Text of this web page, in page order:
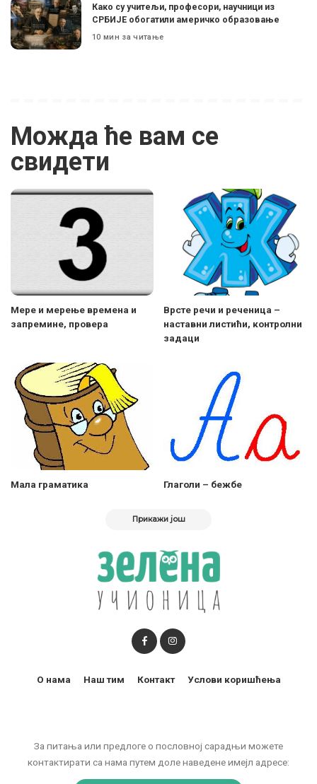
Како су учитељи, професори, научници из
СРБИЈЕ обогатили америчко образовање
10 мин за читање
Можда ће вам се
свидети
Мере и мерење времена и
запремине, провера
Врсте речи и реченица –
наставни листићи, контролни
задаци
Мала граматика Глаголи – бежбе
Прикажи још
За питања или предлоге о пословној сарадњи можете
контактирати са нама путем доле наведене имејл адресе:
О нама Наш тим Контакт Услови коришћења